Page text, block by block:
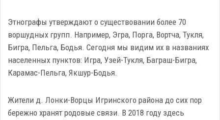
Этнографы утверждают о существовании более 70
воршудных групп. Например, Эгра, Порга, Вортча, Тукля,
Бигра, Пельга, Бодья. Сегодня мы видим их в названиях
населенных пунктов: Игра, Узей-Тукля, Баграш-Бигра,
Карамас-Пельга, Якшур-Бодья.
Жители д. Лонки-Ворцы Игринского района до сих пор
бережно хранят родовые связи. В 2018 году здесь